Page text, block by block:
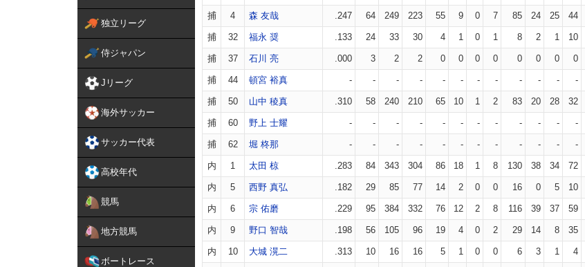
独立リーグ
侍ジャパン
Jリーグ
海外サッカー
サッカー代表
高校年代
競馬
地方競馬
ボートレース
捕 4 森 友哉 .247 64 249 223 55 9 0 7 85 24 25 44
捕 32 福永 奨 .133 24 33 30 4 1 0 1 8 2 1 10
捕 37 石川 亮 .000 3 2 2 0 0 0 0 0 0 0 0
捕 44 頓宮 裕真 - - - - - - - - - - - -
捕 50 山中 稜真 .310 58 240 210 65 10 1 2 83 20 28 32
捕 60 野上 士耀 - - - - - - - - - - - -
捕 62 堀 柊那 - - - - - - - - - - - -
内 1 太田 椋 .283 84 343 304 86 18 1 8 130 38 34 72
内 5 西野 真弘 .182 29 85 77 14 2 0 0 16 0 5 10
内 6 宗 佑磨 .229 95 384 332 76 12 2 8 116 39 37 59
内 9 野口 智哉 .198 56 105 96 19 4 0 2 29 14 8 35
内 10 大城 滉二 .313 10 16 16 5 1 0 0 6 3 1 4